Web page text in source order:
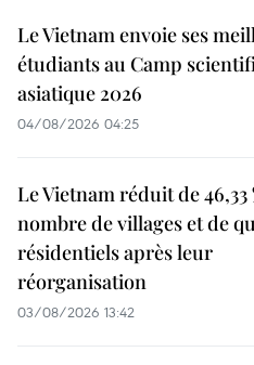
Le Vietnam envoie ses
étudiants au Camp
asiatique 2026
04/08/2026 04:25
Le Vietnam réduit de 46,33
nombre de villages et de
résidentiels après leur
réorganisation
03/08/2026 13:42